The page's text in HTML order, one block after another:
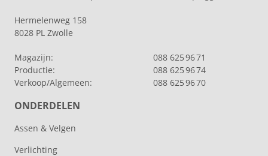
Hermelenweg 158
8028 PL Zwolle
Magazijn:
088 625 96 71
Productie:
088 625 96 74
Verkoop/Algemeen:
088 625 96 70
ONDERDELEN
Assen & Velgen
Verlichting